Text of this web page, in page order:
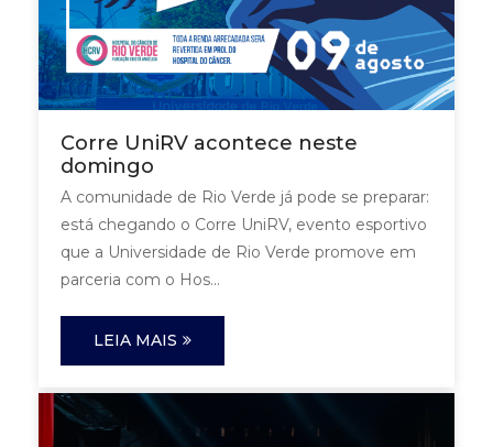
Corre UniRV acontece neste
domingo
A comunidade de Rio Verde já pode se preparar:
está chegando o Corre UniRV, evento esportivo
que a Universidade de Rio Verde promove em
parceria com o Hos...
LEIA MAIS